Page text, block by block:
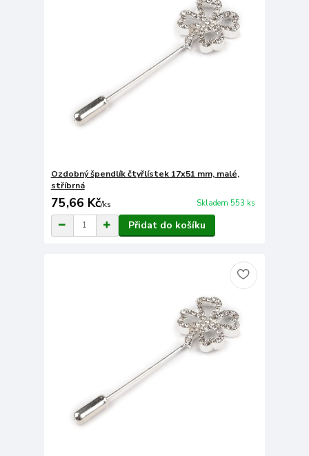
Ozdobný špendlík čtyřlístek 17x51 mm, malé,
stříbrná
75,66 Kč/ks Skladem 553 ks
Přidat do košíku